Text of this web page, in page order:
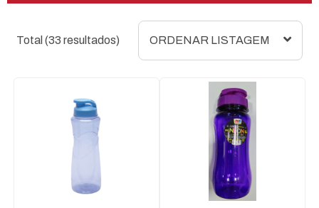
Total (33 resultados) ORDENAR LISTAGEM